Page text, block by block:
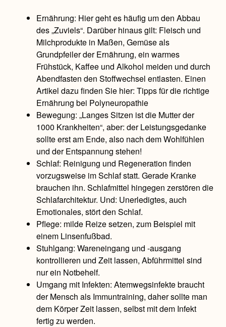
Ernährung: Hier geht es häufig um den Abbau
des „Zuviels“. Darüber hinaus gilt: Fleisch und
Milchprodukte in Maßen, Gemüse als
Grundpfeiler der Ernährung, ein warmes
Frühstück, Kaffee und Alkohol meiden und durch
Abendfasten den Stoffwechsel entlasten. Einen
Artikel dazu finden Sie hier: Tipps für die richtige
Ernährung bei Polyneuropathie
Bewegung: „Langes Sitzen ist die Mutter der
1000 Krankheiten“, aber: der Leistungsgedanke
sollte erst am Ende, also nach dem Wohlfühlen
und der Entspannung stehen!
Schlaf: Reinigung und Regeneration finden
vorzugsweise im Schlaf statt. Gerade Kranke
brauchen ihn. Schlafmittel hingegen zerstören die
Schlafarchitektur. Und: Unerledigtes, auch
Emotionales, stört den Schlaf.
Pflege: milde Reize setzen, zum Beispiel mit
einem Linsenfußbad.
Stuhlgang: Wareneingang und -ausgang
kontrollieren und Zeit lassen, Abführmittel sind
nur ein Notbehelf.
Umgang mit Infekten: Atemwegsinfekte braucht
der Mensch als Immuntraining, daher sollte man
dem Körper Zeit lassen, selbst mit dem Infekt
fertig zu werden.